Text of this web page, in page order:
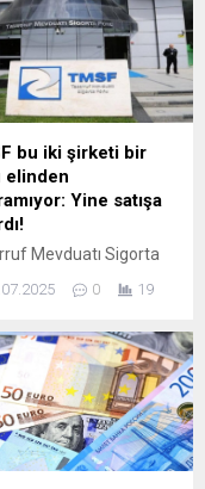
için yaş şartının
birlikte, 2025 yılı
...
bu iki şirketi bir
elinden
Yine satışa
Mevduatı Sigorta
iptal edilen HES
ve Erciyes Çelik Halat
Halat) hisselerini
satışa sunma kararı
MİLYAR TL
BEDEL
Resmi ...
0 19